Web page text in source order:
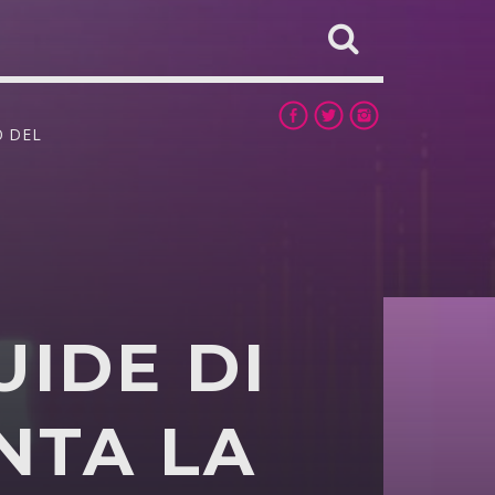
DEL
DI
LA